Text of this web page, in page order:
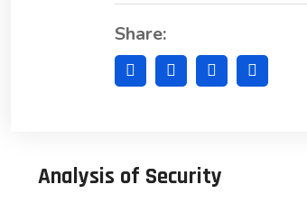
Share:
Analysis of Security